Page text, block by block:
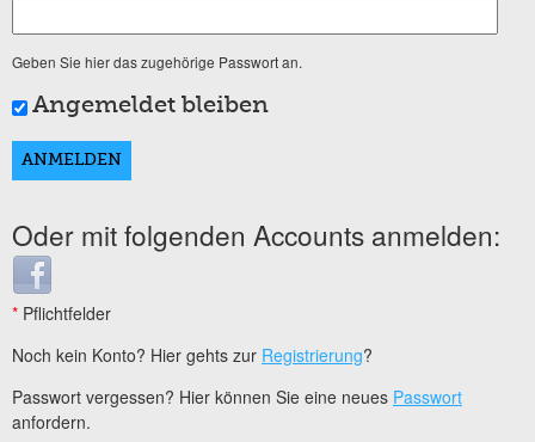
Geben Sie hier das zugehörige Passwort an.
Angemeldet bleiben
Oder mit folgenden Accounts anmelden:
Login with Facebook
* Pflichtfelder
Noch kein Konto? Hier gehts zur Registrierung?
Passwort vergessen? Hier können Sie eine neues Passwort
anfordern.